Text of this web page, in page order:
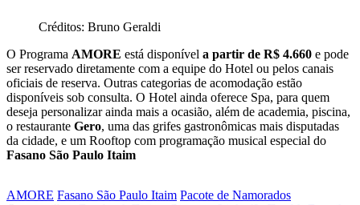
Créditos: Bruno Geraldi
O Programa AMORE está disponível a partir de R$ 4.660 e pode
ser reservado diretamente com a equipe do Hotel ou pelos canais
oficiais de reserva. Outras categorias de acomodação estão
disponíveis sob consulta. O Hotel ainda oferece Spa, para quem
deseja personalizar ainda mais a ocasião, além de academia, piscina,
o restaurante Gero, uma das grifes gastronômicas mais disputadas
da cidade, e um Rooftop com programação musical especial do
Fasano São Paulo Itaim
AMORE Fasano São Paulo Itaim Pacote de Namorados